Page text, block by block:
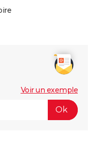
Voir un exemple